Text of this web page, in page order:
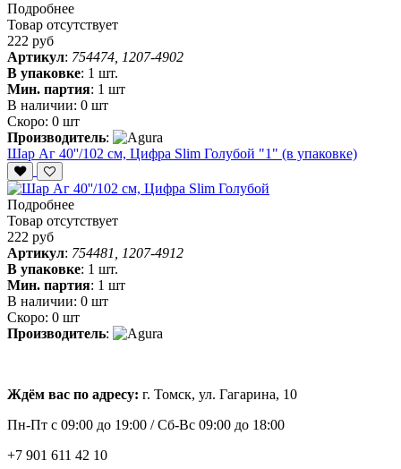
Подробнее
Товар отсутствует
222 руб
Артикул: 754474, 1207-4902
В упаковке: 1 шт.
Мин. партия: 1 шт
В наличии: 0 шт
Скоро: 0 шт
Производитель:
Шар Аг 40''/102 см, Цифра Slim Голубой "1" (в упаковке)
Подробнее
Товар отсутствует
222 руб
Артикул: 754481, 1207-4912
В упаковке: 1 шт.
Мин. партия: 1 шт
В наличии: 0 шт
Скоро: 0 шт
Производитель:
Ждём вас по адресу: г. Томск, ул. Гагарина, 10
Пн-Пт с 09:00 до 19:00 /Сб-Вс 09:00 до 18:00
+7 901 611 42 10